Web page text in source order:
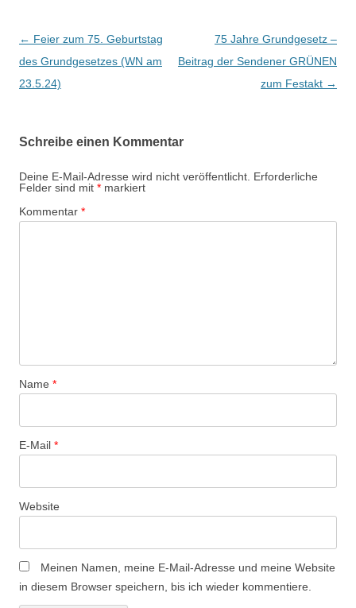
B
e
i
a
g
s
-
i
n
← Feier zum 75. Geburtstag
des Grundgesetzes (WN am
23.5.24)
75 Jahre Grundgesetz –
Beitrag der Sendener GRÜNEN
zum Festakt →
Schreibe einen Kommentar
Deine E-Mail-Adresse wird nicht veröffentlicht. Erforderliche
Felder sind mit * markiert
Kommentar *
Name *
E-Mail *
Website
Meinen Namen, meine E-Mail-Adresse und meine Website
in diesem Browser speichern, bis ich wieder kommentiere.